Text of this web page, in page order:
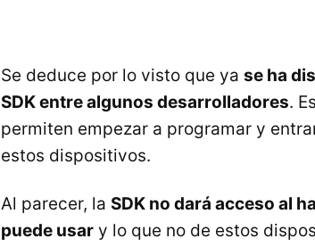
Se deduce por lo visto que ya se ha
SDK entre algunos desarrolladores.
permiten empezar a programar y
estos dispositivos.
Al parecer, la SDK no dará acceso al
puede usar y lo que no de estos